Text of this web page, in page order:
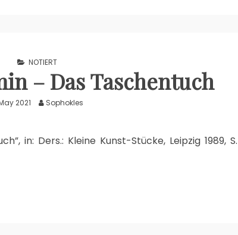
NOTIERT
– Das Taschentuch
2021 Sophokles
in: Ders.: Kleine Kunst-Stücke, Leipzig 1989, S.